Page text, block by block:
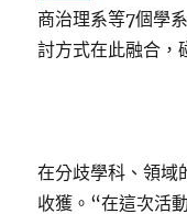
商治理系等7個學
討方式在此融合，
在分歧學科、領域
收獲。“在這次活